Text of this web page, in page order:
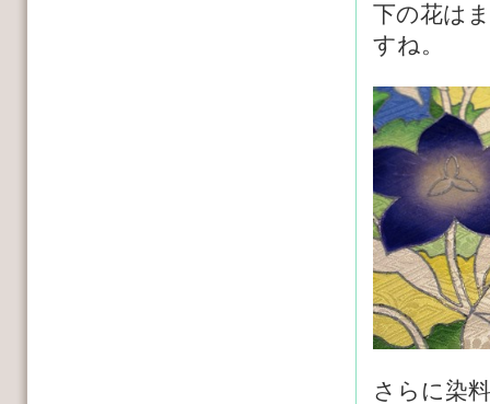
下の花は
すね。
さらに染